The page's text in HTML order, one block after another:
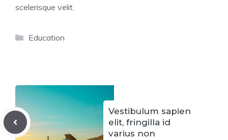
scelerisque velit.
Categorías
Education
Vestibulum sapien
elit, fringilla id
varius non